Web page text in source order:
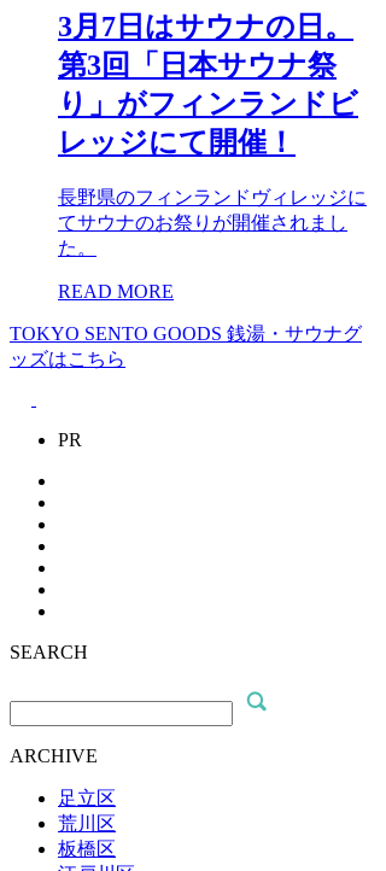
3月7日はサウナの日。
第3回「日本サウナ祭
り」がフィンランドビ
レッジにて開催！
長野県のフィンランドヴィレッジに
てサウナのお祭りが開催されまし
た。
READ MORE
TOKYO SENTO GOODS 銭湯・サウナグ
ッズはこちら
PR
SEARCH
ARCHIVE
足立区
荒川区
板橋区